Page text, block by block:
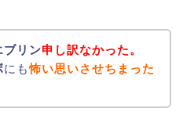
ブリン申し訳なかった。
にも怖い思いさせちまった